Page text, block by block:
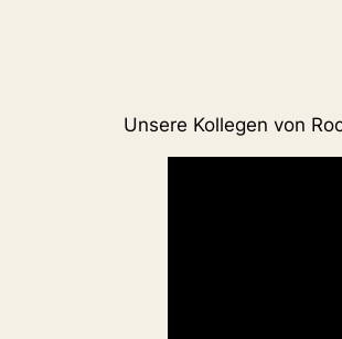
Unsere Kollegen von